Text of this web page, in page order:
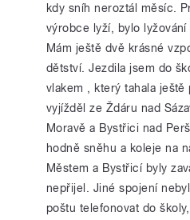
kdy sníh neroztál měsíc.
výrobce lyží, bylo lyžování
Mám ještě dvě krásné
dětství. Jezdila jsem do
vlakem , který tahala ještě
vyjížděl ze Ždáru nad
Moravě a Bystřici nad
hodně sněhu a koleje na
Městem a Bystřicí byly
nepřijel. Jiné spojení
poštu telefonovat do